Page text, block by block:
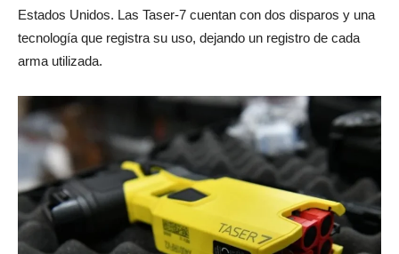
Estados Unidos. Las Taser-7 cuentan con dos disparos y una
tecnología que registra su uso, dejando un registro de cada
arma utilizada.